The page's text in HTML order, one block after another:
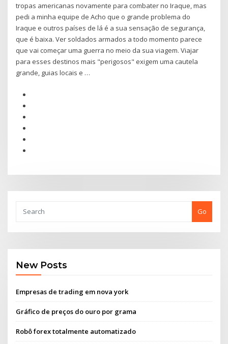
tropas americanas novamente para combater no Iraque, mas
pedi a minha equipe de Acho que o grande problema do
Iraque e outros países de lá é a sua sensação de segurança,
que é baixa. Ver soldados armados a todo momento parece
que vai começar uma guerra no meio da sua viagem. Viajar
para esses destinos mais "perigosos" exigem uma cautela
grande, guias locais e …
Go
New Posts
Empresas de trading em nova york
Gráfico de preços do ouro por grama
Robô forex totalmente automatizado